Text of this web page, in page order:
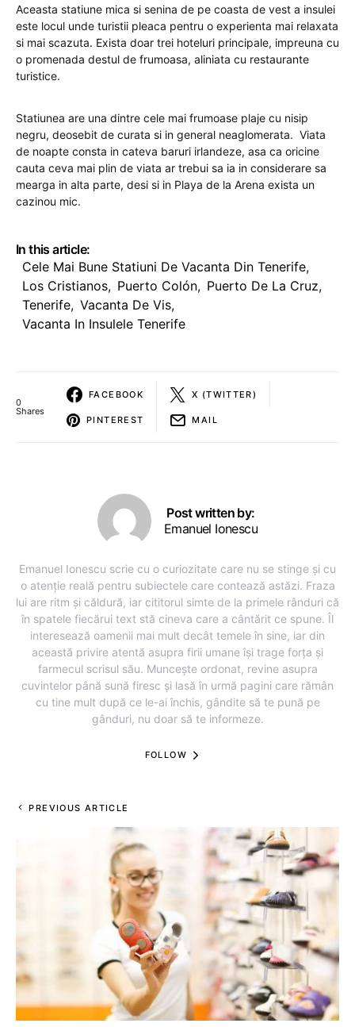
Aceasta statiune mica si senina de pe coasta de vest a insulei
este locul unde turistii pleaca pentru o experienta mai relaxata
si mai scazuta. Exista doar trei hoteluri principale, impreuna cu
o promenada destul de frumoasa, aliniata cu restaurante
turistice.
Statiunea are una dintre cele mai frumoase plaje cu nisip
negru, deosebit de curata si in general neaglomerata. Viata
de noapte consta in cateva baruri irlandeze, asa ca oricine
cauta ceva mai plin de viata ar trebui sa ia in considerare sa
mearga in alta parte, desi si in Playa de la Arena exista un
cazinou mic.
In this article:
Cele Mai Bune Statiuni De Vacanta Din Tenerife,
Los Cristianos, Puerto Colón, Puerto De La Cruz,
Tenerife, Vacanta De Vis,
Vacanta In Insulele Tenerife
0
Shares
FACEBOOK X (TWITTER)
PINTEREST MAIL
Post written by:
Emanuel Ionescu
Emanuel Ionescu scrie cu o curiozitate care nu se stinge și cu
o atenție reală pentru subiectele care contează astăzi. Fraza
lui are ritm și căldură, iar cititorul simte de la primele rânduri că
în spatele fiecărui text stă cineva care a cântărit ce spune. Îl
interesează oamenii mai mult decât temele în sine, iar din
această privire atentă asupra firii umane își trage forța și
farmecul scrisul său. Muncește ordonat, revine asupra
cuvintelor până sună firesc și lasă în urmă pagini care rămân
cu tine mult după ce le-ai închis, gândite să te pună pe
gânduri, nu doar să te informeze.
FOLLOW
PREVIOUS ARTICLE